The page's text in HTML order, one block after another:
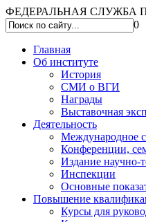
ФЕДЕРАЛЬНАЯ СЛУЖБА
0
Главная
Об институте
История
СМИ о ВГИ
Награды
Выставочная
Деятельность
Международное
Конференции,
Издание научно-
Инспекции
Основные
Повышение
Курсы для